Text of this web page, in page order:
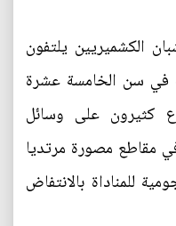
الكشميريين يلتفون
في سن الخامسة عشرة
كثيرون على وسائل
مقاطع مصورة مرتديا
للمناداة بالانتفاض